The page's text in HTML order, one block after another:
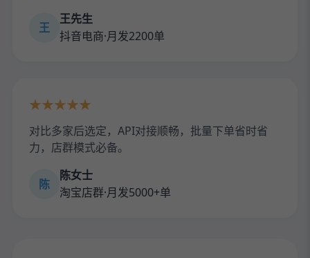
王
王先生
抖音电商·月发2200单
★★★★★
对比多家后选定，API对接顺畅，批量下单省时省
力，店群模式必备。
陈
陈女士
淘宝店群·月发5000+单